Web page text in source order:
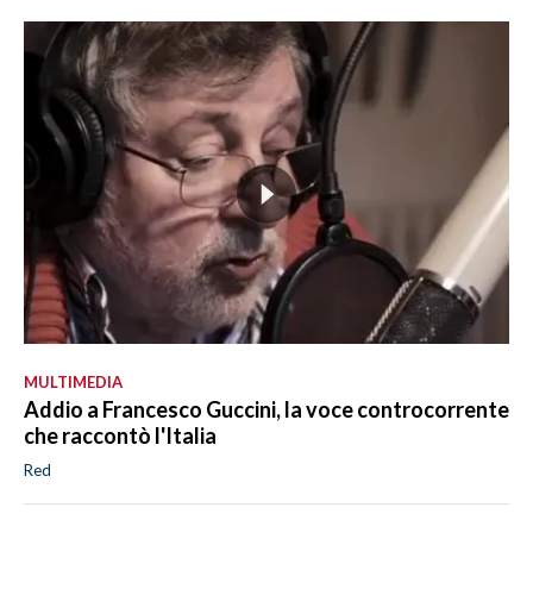
MULTIMEDIA
Addio a Francesco Guccini, la voce controcorrente
che raccontò l'Italia
Red